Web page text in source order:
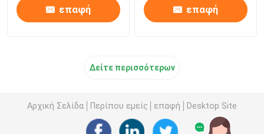
επαφή επαφή
Δείτε περισσότερων
Αρχική Σελίδα Περίπου εμείς επαφή Desktop Site